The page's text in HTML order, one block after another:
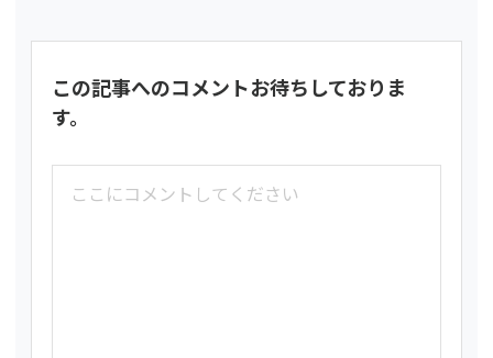
この記事へのコメントお待ちしておりま
す。